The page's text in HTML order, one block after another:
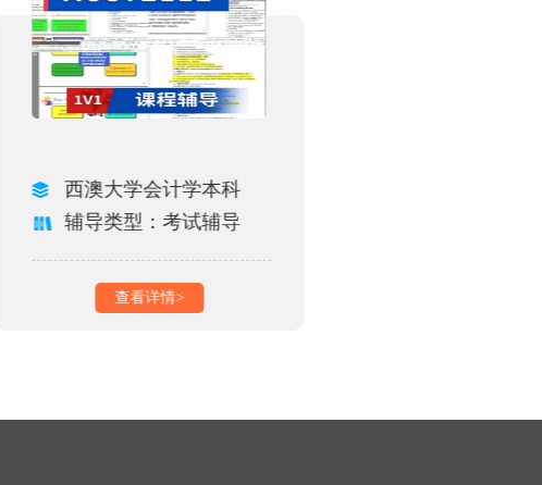
西澳大学会计学本科
辅导类型：考试辅导
查看详情>